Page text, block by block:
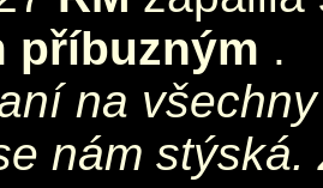
příbuzným .
na
nám